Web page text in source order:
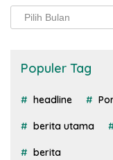
Arsip
Populer Tag
headline
berita utama
berita